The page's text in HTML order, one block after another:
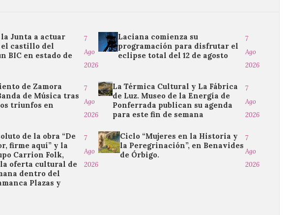
Junta a actuar
castillo del
BIC en estado de
7
Ago
2026
Laciana comienza su
programación para disfrutar el
eclipse total del 12 de agosto
7
Ago
2026
de Zamora
de Música tras
triunfos en
7
Ago
2026
La Térmica Cultural y La Fábrica
de Luz. Museo de la Energía de
Ponferrada publican su agenda
para este fin de semana
7
Ago
2026
de la obra “De
firme aquí” y la
Carrion Folk,
oferta cultural de
dentro del
Plazas y
7
Ago
2026
Ciclo “Mujeres en la Historia y
la Peregrinación”, en Benavides
de Órbigo.
7
Ago
2026